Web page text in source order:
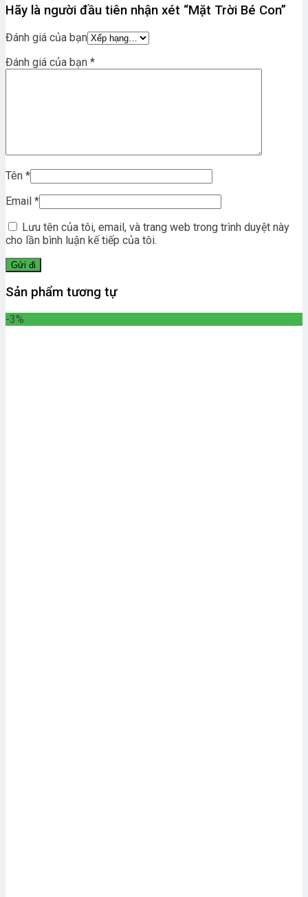
Hãy là người đầu tiên nhận xét “Mặt Trời Bé Con”
Đánh giá của bạn
Đánh giá của bạn *
Tên *
Email *
Lưu tên của tôi, email, và trang web trong trình duyệt này
cho lần bình luận kế tiếp của tôi.
Sản phẩm tương tự
-3%